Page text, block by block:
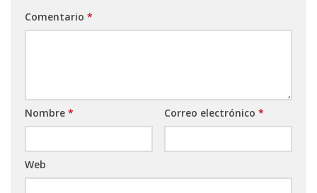
Comentario *
Nombre * Correo electrónico *
Web